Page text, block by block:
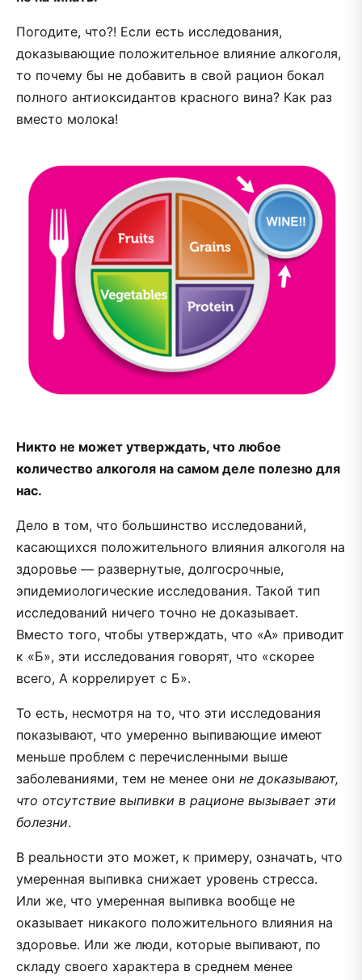
Погодите, что?! Если есть исследования,
доказывающие положительное влияние алкоголя,
то почему бы не добавить в свой рацион бокал
полного антиоксидантов красного вина? Как раз
вместо молока!
Никто не может утверждать, что любое
количество алкоголя на самом деле полезно для
нас.
Дело в том, что большинство исследований,
касающихся положительного влияния алкоголя на
здоровье — развернутые, долгосрочные,
эпидемиологические исследования. Такой тип
исследований ничего точно не доказывает.
Вместо того, чтобы утверждать, что «А» приводит
к «Б», эти исследования говорят, что «скорее
всего, А коррелирует с Б».
То есть, несмотря на то, что эти исследования
показывают, что умеренно выпивающие имеют
меньше проблем с перечисленными выше
заболеваниями, тем не менее они не доказывают,
что отсутствие выпивки в рационе вызывает эти
болезни.
В реальности это может, к примеру, означать, что
умеренная выпивка снижает уровень стресса.
Или же, что умеренная выпивка вообще не
оказывает никакого положительного влияния на
здоровье. Или же люди, которые выпивают, по
складу своего характера в среднем менее